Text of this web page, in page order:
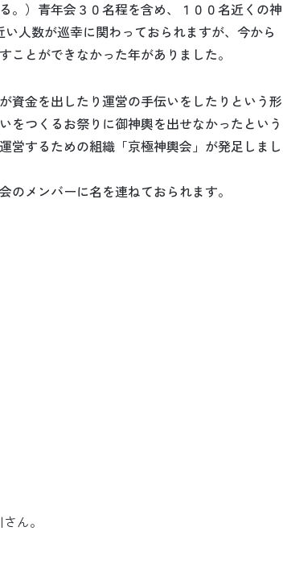
。）青年会３０名程を含め、１００名近くの神
人数が巡幸に関わっておられますが、今から
とができなかった年がありました。
資金を出したり運営の手伝いをしたりという形
をつくるお祭りに御神輿を出せなかったという
営するための組織「京極神輿会」が発足しまし
メンバーに名を連ねておられます。
ん。